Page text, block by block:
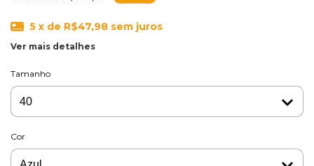
5 x de R$47,98 sem juros
Ver mais detalhes
Tamanho
Cor